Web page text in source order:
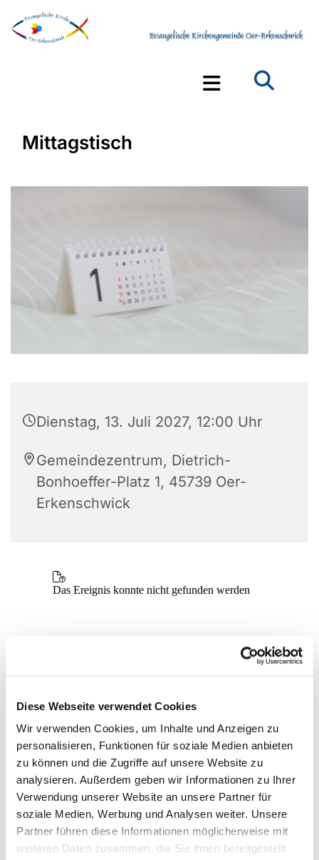
Diese Webseite verwendet Cookies
Wir verwenden Cookies, um Inhalte und Anzeigen zu
personalisieren, Funktionen für soziale Medien anbieten
zu können und die Zugriffe auf unsere Website zu
analysieren. Außerdem geben wir Informationen zu Ihrer
Verwendung unserer Website an unsere Partner für
soziale Medien, Werbung und Analysen weiter. Unsere
Partner führen diese Informationen möglicherweise mit
weiteren Daten zusammen, die Sie ihnen bereitgestellt
Mittagstisch
Dienstag, 13. Juli 2027, 12:00 Uhr
Gemeindezentrum, Dietrich-
Bonhoeffer-Platz 1, 45739 Oer-
Erkenschwick